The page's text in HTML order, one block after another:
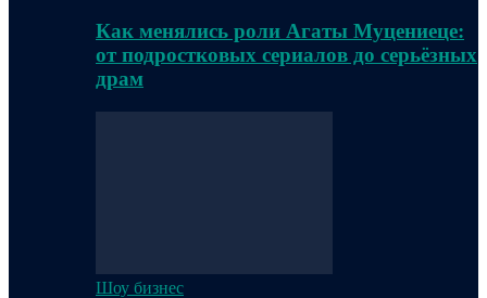
Как менялись роли Агаты Муцениеце:
от подростковых сериалов до серьёзных
драм
Шоу бизнес